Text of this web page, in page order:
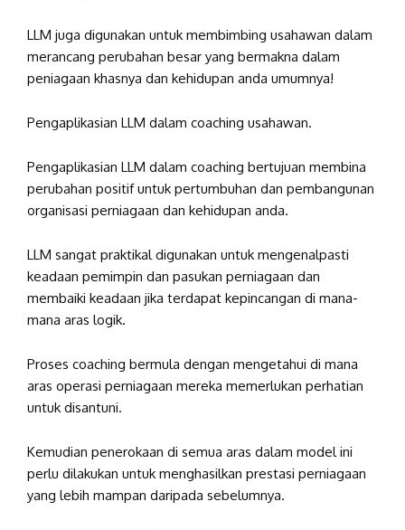
LLM juga digunakan untuk membimbing usahawan dalam
merancang perubahan besar yang bermakna dalam
peniagaan khasnya dan kehidupan anda umumnya!
Pengaplikasian LLM dalam coaching usahawan.
Pengaplikasian LLM dalam coaching bertujuan membina
perubahan positif untuk pertumbuhan dan pembangunan
organisasi perniagaan dan kehidupan anda.
LLM sangat praktikal digunakan untuk mengenalpasti
keadaan pemimpin dan pasukan perniagaan dan
membaiki keadaan jika terdapat kepincangan di mana-
mana aras logik.
Proses coaching bermula dengan mengetahui di mana
aras operasi perniagaan mereka memerlukan perhatian
untuk disantuni.
Kemudian penerokaan di semua aras dalam model ini
perlu dilakukan untuk menghasilkan prestasi perniagaan
yang lebih mampan daripada sebelumnya.